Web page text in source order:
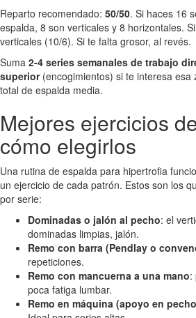
Reparto recomendado: 50/50. Si haces 16
espalda, 8 son verticales y 8 horizontales.
verticales (10/6). Si te falta grosor, al revés.
Suma 2-4 series semanales de trabajo
superior(encogimientos) si te interesa esa
total de espalda media.
Mejores ejercicios
cómo elegirlos
Una rutina de espalda para hipertrofia
un ejercicio de cada patrón. Estos son los
por serie:
Dominadas o jalón al pecho: el
dominadas limpias, jalón.
Remo con barra (Pendlay o
repeticiones.
Remo con mancuerna a una mano:
poca fatiga lumbar.
Remo en máquina (apoyo en